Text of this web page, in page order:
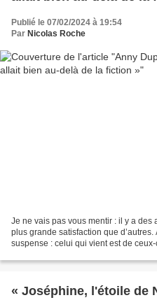
Publié le 07/02/2024 à 19:54
Par Nicolas Roche
Je ne vais pas vous mentir : il y a
plus grande satisfaction que
suspense : celui qui vient est de
« Joséphine, l'étoile de